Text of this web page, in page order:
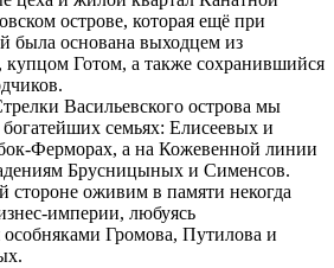
острове, которая ещё при
была основана выходцем из
купцом Готом, а также сохранившийся
Васильевского острова мы
семьях: Елисеевых и
Ферморах, а на Кожевенной линии
Брусницыных и Сименсов.
стороне оживим в памяти некогда
империи, любуясь
Громова, Путилова и